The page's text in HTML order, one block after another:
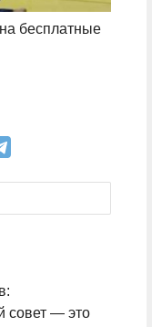
бесплатные
совет — это